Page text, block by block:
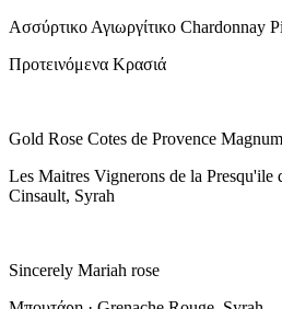
Ασσύρτικο Αγιωργίτικο Chardonnay
Προτεινόμενα Κρασιά
Gold Rose Cotes de Provence
Les Maitres Vignerons de la Presqu'ile
Cinsault, Syrah
Sincerely Mariah rose